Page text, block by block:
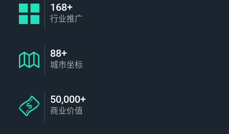
168+
行业推广
88+
城市坐标
50,000+
商业价值